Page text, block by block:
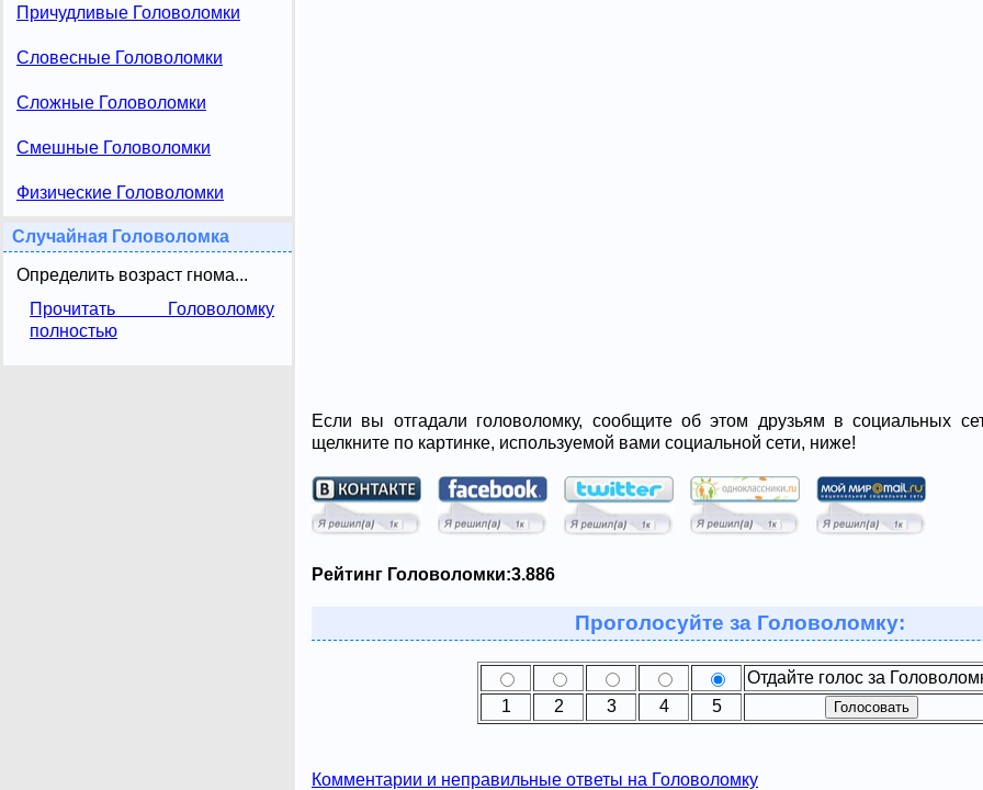
Причудливые Головоломки
Словесные Головоломки
Сложные Головоломки
Смешные Головоломки
Физические Головоломки
Случайная Головоломка
Определить возраст гнома...
Прочитать Головоломку
полностью
Если вы отгадали головоломку, сообщите об этом друзьям в социальных
щелкните по картинке, используемой вами социальной сети, ниже!
Рейтинг Головоломки:3.886
Проголосуйте за Головоломку:
Отдайте голос за
1
2 3 4 5
Комментарии и неправильные ответы на Головоломку